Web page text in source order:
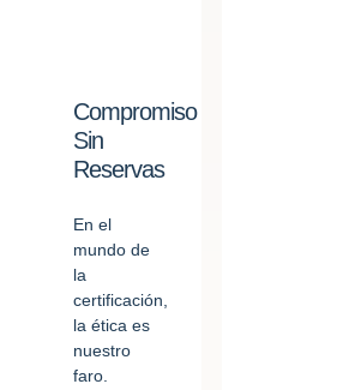
Compromiso
Sin
Reservas
En el
mundo de
la
certificación,
la ética es
nuestro
faro.